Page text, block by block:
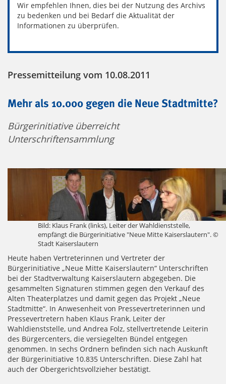
Wir empfehlen Ihnen, dies bei der Nutzung des Archivs
zu bedenken und bei Bedarf die Aktualität der
Informationen zu überprüfen.
Pressemitteilung vom 10.08.2011
Mehr als 10.000 gegen die Neue Stadtmitte?
Bürgerinitiative überreicht
Unterschriftensammlung
Bild: Klaus Frank (links), Leiter der Wahldienststelle,
empfängt die Bürgerinitiative "Neue Mitte Kaiserslautern". ©
Stadt Kaiserslautern
Heute haben Vertreterinnen und Vertreter der
Bürgerinitiative „Neue Mitte Kaiserslautern“ Unterschriften
bei der Stadtverwaltung Kaiserslautern abgegeben. Die
gesammelten Signaturen stimmen gegen den Verkauf des
Alten Theaterplatzes und damit gegen das Projekt „Neue
Stadtmitte“. In Anwesenheit von Pressevertreterinnen und
Pressevertretern haben Klaus Frank, Leiter der
Wahldienststelle, und Andrea Folz, stellvertretende Leiterin
des Bürgercenters, die versiegelten Bündel entgegen
genommen. In sechs Ordnern befinden sich nach Auskunft
der Bürgerinitiative 10.835 Unterschriften. Diese Zahl hat
auch der Obergerichtsvollzieher bestätigt.